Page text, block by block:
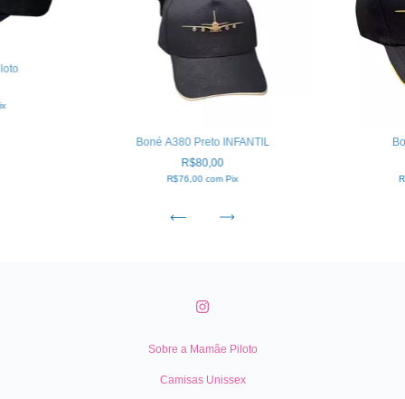
Boné A380 Preto INFANTIL
R$80,00
R$76,00com Pix
Sobre a Mamãe Piloto
Camisas Unissex